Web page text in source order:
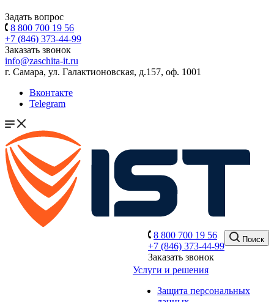
Задать вопрос
8 800 700 19 56
+7 (846) 373-44-99
Заказать звонок
info@zaschita-it.ru
г. Самара, ул. Галактионовская, д.157, оф. 1001
Вконтакте
Telegram
8 800 700 19 56
+7 (846) 373-44-99
Заказать звонок
Поиск
Услуги и решения
Защита персональных